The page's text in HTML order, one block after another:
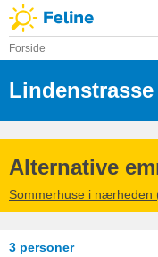
Forside
Lindenstrasse
Alternative
Sommerhuse i nærheden
3 personer